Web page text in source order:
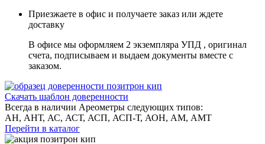
Приезжаете в офис и получаете заказ или ждете
доставку
В офисе мы оформляем 2 экземпляра УПД , оригинал
счета, подписываем и выдаем документы вместе с
заказом.
Скачать шаблон доверенности
Всегда в наличии Ареометры следующих типов:
АН, АНТ, АС, АСТ, АСП, АСП-Т, АОН, АМ, АМТ
Перейти в каталог